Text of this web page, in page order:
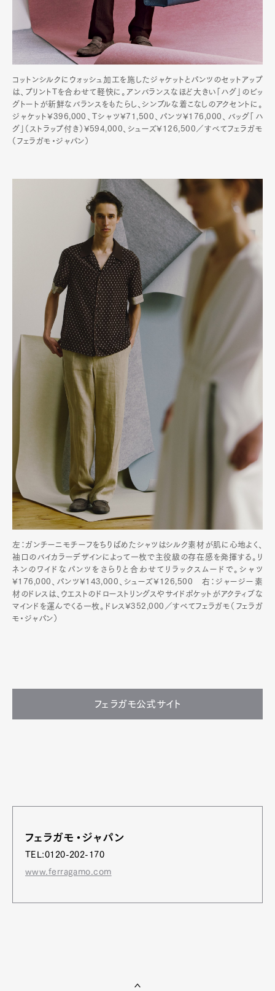
コットンシルクにウォッシュ加工を施したジャケットとパンツのセットアップ
は、プリントTを合わせて軽快に。アンバランスなほど大きい「ハグ」のビッ
グトートが新鮮なバランスをもたらし、シンプルな着こなしのアクセントに。
ジャケット¥396,000、Tシャツ¥71,500、パンツ¥176,000、バッグ「ハ
グ」（ストラップ付き）¥594,000、シューズ¥126,500／すべてフェラガモ
（フェラガモ・ジャパン）
左：ガンチーニモチーフをちりばめたシャツはシルク素材が肌に心地よく、
袖口のバイカラーデザインによって一枚で主役級の存在感を発揮する。リ
ネンのワイドなパンツをさらりと合わせてリラックスムードで。シャツ
¥176,000、パンツ¥143,000、シューズ¥126,500 右：ジャージー素
材のドレスは、ウエストのドローストリングスやサイドポケットがアクティブな
マインドを運んでくる一枚。ドレス¥352,000／すべてフェラガモ（フェラガ
モ・ジャパン）
フェラガモ公式サイト
フェラガモ・ジャパン
TEL:0120-202-170
www.ferragamo.com